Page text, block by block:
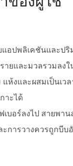
อปพลิเคชันและปริ
ายและมวลรวมลง
แห้งและผสมเป็นเว
าะได้
เบอร์ลงไป สายพาน
ะการวางควรถูกบีบ